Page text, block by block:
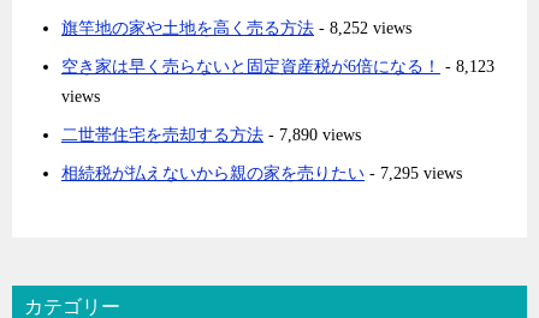
旗竿地の家や土地を高く売る方法 - 8,252 views
空き家は早く売らないと固定資産税が6倍になる！
- 8,123
views
二世帯住宅を売却する方法 - 7,890 views
相続税が払えないから親の家を売りたい - 7,295 views
カテゴリー